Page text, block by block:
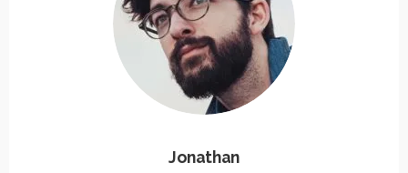
Jonathan